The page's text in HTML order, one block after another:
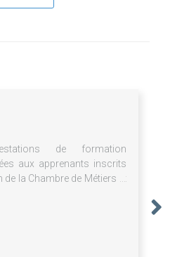
de formation
aux apprenants inscrits
de la Chambre de Métiers et